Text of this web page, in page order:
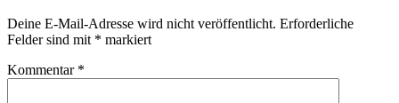
Deine E-Mail-Adresse wird nicht veröffentlicht. Erforderliche
Felder sind mit * markiert
Kommentar *